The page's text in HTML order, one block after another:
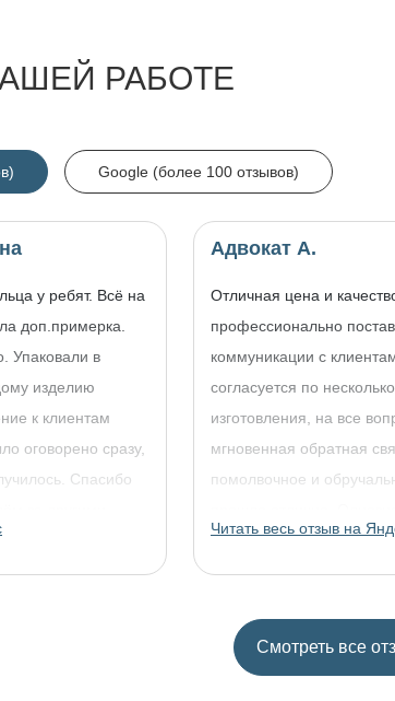
РАБОТЕ
Google (более 100 отзывов)
у ребят. Всё на
доп.примерка.
Упаковали в
изделию
к клиентам
оговорено сразу,
Спасибо
Адвокат А.
Отличная цена и
профессионально
коммуникации с
согласуется по
изготовления, на все
мгновенная обратная
помолвочное и
Читать весь отзыв на
Смотреть все